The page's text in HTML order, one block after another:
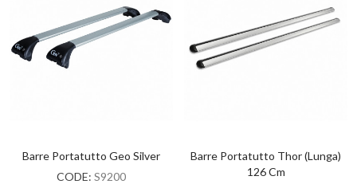
Barre Portatutto Geo Silver
CODE: S9200
Barre Portatutto Thor (lunga)
126 Cm